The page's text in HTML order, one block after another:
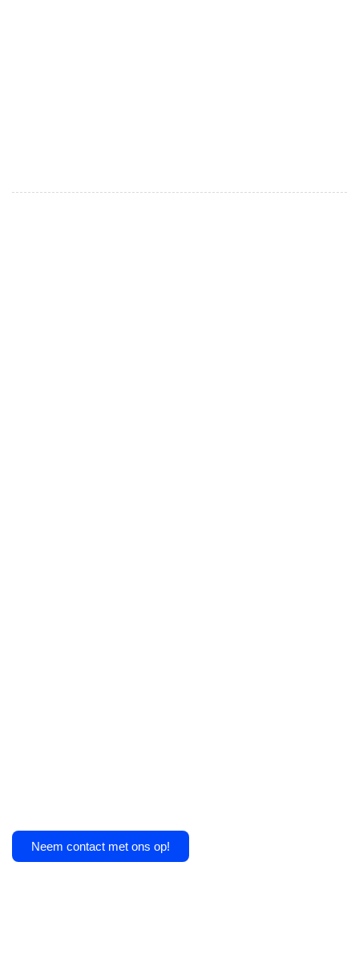
Neem contact met ons op!